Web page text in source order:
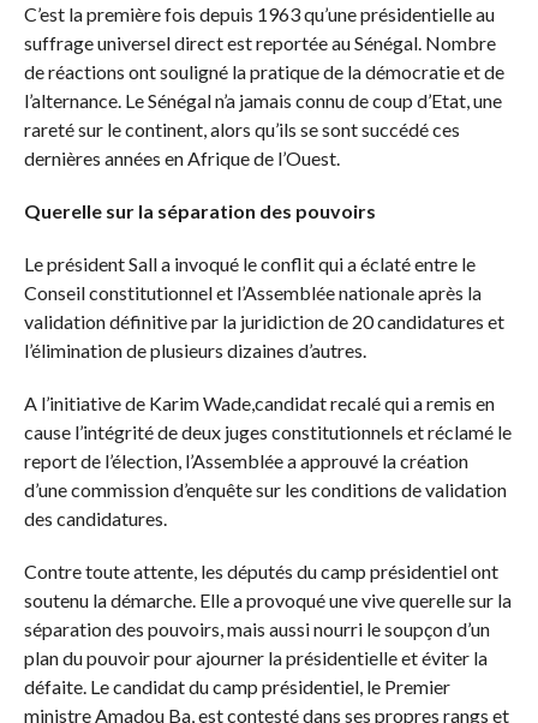
C’est la première fois depuis 1963 qu’une présidentielle au
suffrage universel direct est reportée au Sénégal. Nombre
de réactions ont souligné la pratique de la démocratie et de
l’alternance. Le Sénégal n’a jamais connu de coup d’Etat, une
rareté sur le continent, alors qu’ils se sont succédé ces
dernières années en Afrique de l’Ouest.
Querelle sur la séparation des pouvoirs
Le président Sall a invoqué le conflit qui a éclaté entre le
Conseil constitutionnel et l’Assemblée nationale après la
validation définitive par la juridiction de 20 candidatures et
l’élimination de plusieurs dizaines d’autres.
A l’initiative de Karim Wade,candidat recalé qui a remis en
cause l’intégrité de deux juges constitutionnels et réclamé le
report de l’élection, l’Assemblée a approuvé la création
d’une commission d’enquête sur les conditions de validation
des candidatures.
Contre toute attente, les députés du camp présidentiel ont
soutenu la démarche. Elle a provoqué une vive querelle sur la
séparation des pouvoirs, mais aussi nourri le soupçon d’un
plan du pouvoir pour ajourner la présidentielle et éviter la
défaite. Le candidat du camp présidentiel, le Premier
ministre Amadou Ba, est contesté dans ses propres rangs et